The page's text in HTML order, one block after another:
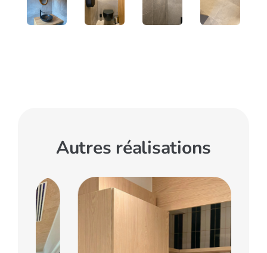
Autres réalisations